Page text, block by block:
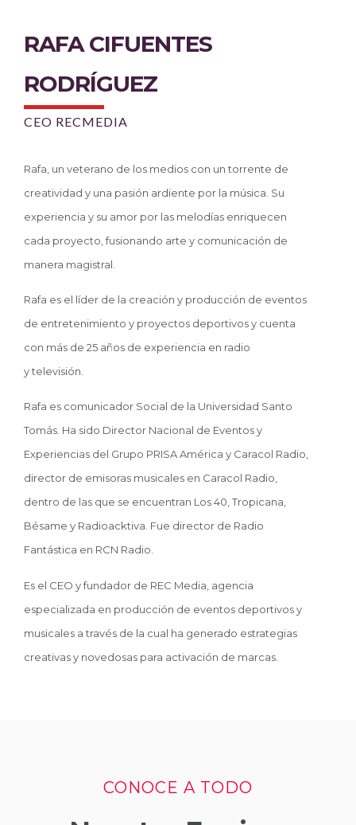
RAFA CIFUENTES
RODRÍGUEZ
CEO RECMEDIA
Rafa, un veterano de los medios con un torrente de
creatividad y una pasión ardiente por la música. Su
experiencia y su amor por las melodías enriquecen
cada proyecto, fusionando arte y comunicación de
manera magistral.
Rafa es el líder de la creación y producción de eventos
de entretenimiento y proyectos deportivos y cuenta
con más de 25 años de experiencia en radio
ytelevisión.
Rafa es comunicador Social de la Universidad Santo
Tomás. Ha sido Director Nacional de Eventos y
Experiencias del Grupo PRISA América y Caracol Radio,
director de emisoras musicales en Caracol Radio,
dentro de las que se encuentran Los 40, Tropicana,
Bésame y Radioacktiva. Fue director de Radio
Fantástica en RCN Radio.
Es el CEO y fundador de REC Media, agencia
especializada en producción de eventos deportivos y
musicales a través de la cual ha generado estrategias
creativas y novedosas para activación de marcas.
CONOCE A TODO